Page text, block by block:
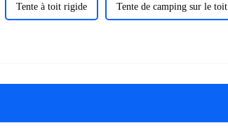
Tente à toit rigide Tente de camping sur le toit